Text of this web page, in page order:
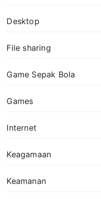
Desktop
File sharing
Game Sepak Bola
Games
Internet
Keagamaan
Keamanan